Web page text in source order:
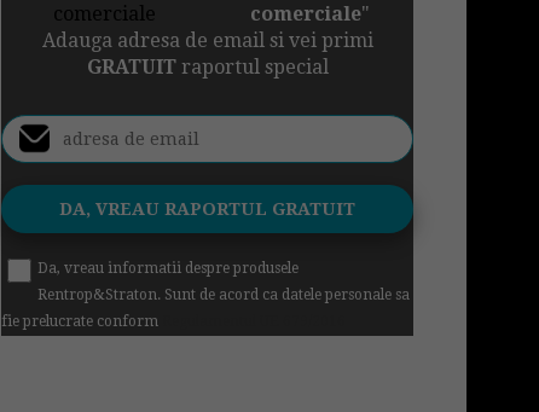
comerciale"
Adauga adresa de email si vei primi
GRATUITraportul special
Da, vreau informatii despre produsele
Rentrop&Straton. Sunt de acord ca datele personale sa
fie prelucrate conform